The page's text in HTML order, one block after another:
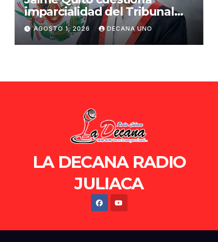
imparcialidad del Tribunal
Constitucional tras liberación
de Ollanta Humala
AGOSTO 1, 2026 DECANA UNO
LA DECANA RADIO
JULIACA